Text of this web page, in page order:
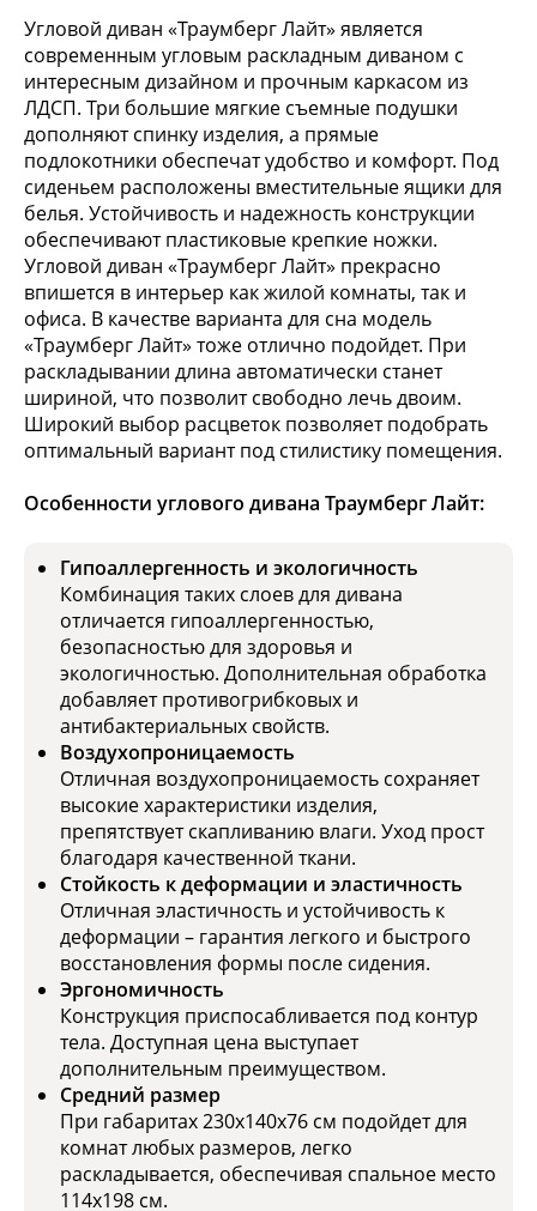
Угловой диван «Траумберг Лайт» является
современным угловым раскладным диваном с
интересным дизайном и прочным каркасом из
ЛДСП. Три большие мягкие съемные подушки
дополняют спинку изделия, а прямые
подлокотники обеспечат удобство и комфорт. Под
сиденьем расположены вместительные ящики для
белья. Устойчивость и надежность конструкции
обеспечивают пластиковые крепкие ножки.
Угловой диван «Траумберг Лайт» прекрасно
впишется в интерьер как жилой комнаты, так и
офиса. В качестве варианта для сна модель
«Траумберг Лайт» тоже отлично подойдет. При
раскладывании длина автоматически станет
шириной, что позволит свободно лечь двоим.
Широкий выбор расцветок позволяет подобрать
оптимальный вариант под стилистику помещения.
Особенности углового дивана Траумберг Лайт:
Гипоаллергенность и экологичность
Комбинация таких слоев для дивана
отличается гипоаллергенностью,
безопасностью для здоровья и
экологичностью. Дополнительная обработка
добавляет противогрибковых и
антибактериальных свойств.
Воздухопроницаемость
Отличная воздухопроницаемость сохраняет
высокие характеристики изделия,
препятствует скапливанию влаги. Уход прост
благодаря качественной ткани.
Стойкость к деформации и эластичность
Отличная эластичность и устойчивость к
деформации – гарантия легкого и быстрого
восстановления формы после сидения.
Эргономичность
Конструкция приспосабливается под контур
тела. Доступная цена выступает
дополнительным преимуществом.
Средний размер
При габаритах 230х140x76 см подойдет для
комнат любых размеров, легко
раскладывается, обеспечивая спальное место
114х198 см.